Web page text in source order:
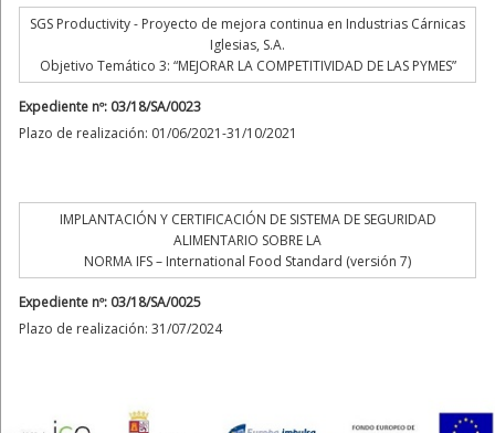
SGS Productivity - Proyecto de mejora continua en Industrias Cárnicas
Iglesias, S.A.
Objetivo Temático 3: “MEJORAR LA COMPETITIVIDAD DE LAS PYMES”
Expediente nº: 03/18/SA/0023
Plazo de realización: 01/06/2021-31/10/2021
IMPLANTACIÓN Y CERTIFICACIÓN DE SISTEMA DE SEGURIDAD
ALIMENTARIO SOBRE LA
NORMA IFS – International Food Standard (versión 7)
Expediente nº: 03/18/SA/0025
Plazo de realización: 31/07/2024